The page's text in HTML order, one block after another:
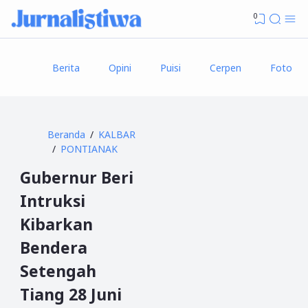
0
Berita Opini Puisi Cerpen Foto
Beranda
KALBAR
PONTIANAK
Gubernur Beri
Intruksi
Kibarkan
Bendera
Setengah
Tiang 28 Juni